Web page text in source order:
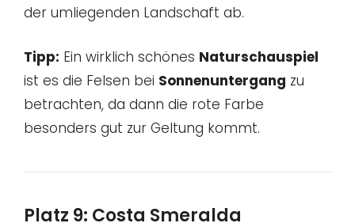
der umliegenden Landschaft ab.
Tipp: Ein wirklich schönes Naturschauspiel
ist es die Felsen bei Sonnenuntergang zu
betrachten, da dann die rote Farbe
besonders gut zur Geltung kommt.
Platz 9: Costa Smeralda